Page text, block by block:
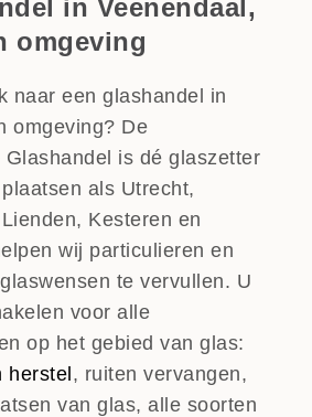
in Veenendaal,
omgeving
naar een glashandel in
omgeving? De
Glashandel is dé glaszetter
als Utrecht,
Kesteren en
wij particulieren en
te vervullen. U
voor alle
op het gebied van glas:
herstel , ruiten vervangen,
van glas, alle soorten